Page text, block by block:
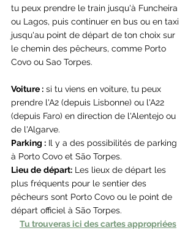
tu peux prendre le train jusqu'à Funcheira
ou Lagos, puis continuer en bus ou en taxi
jusqu'au point de départ de ton choix sur
le chemin des pêcheurs, comme Porto
Covo ou Sao Torpes.
Voiture : si tu viens en voiture, tu peux
prendre l'A2 (depuis Lisbonne) ou l'A22
(depuis Faro) en direction de l'Alentejo ou
de l'Algarve.
Parking : Il y a des possibilités de parking
à Porto Covo et São Torpes.
Lieu de départ: Les lieux de départ les
plus fréquents pour le sentier des
pêcheurs sont Porto Covo ou le point de
départ officiel à São Torpes.
Tu trouveras ici des cartes appropriées